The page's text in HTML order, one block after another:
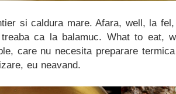
si caldura mare. Afara, well, la
ca la balamuc. What to eat,
care nu necesita preparare
eu neavand.